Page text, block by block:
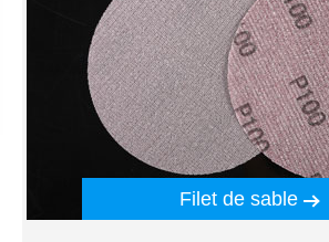
Filet de sable